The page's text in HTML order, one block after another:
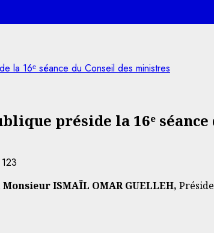
la 16ᵉ séance du Conseil des ministres
préside la 16ᵉ
Monsieur ISMAÏL OMAR GUELLEH,